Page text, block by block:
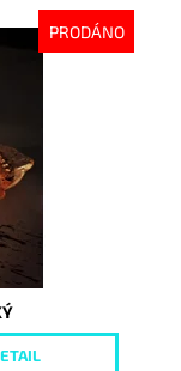
PRODÁNO